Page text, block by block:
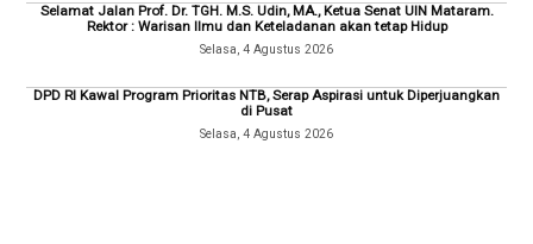
Selamat Jalan Prof. Dr. TGH. M.S. Udin, MA., Ketua Senat UIN Mataram.
Rektor : Warisan Ilmu dan Keteladanan akan tetap Hidup
Selasa, 4 Agustus 2026
DPD RI Kawal Program Prioritas NTB, Serap Aspirasi untuk Diperjuangkan
di Pusat
Selasa, 4 Agustus 2026